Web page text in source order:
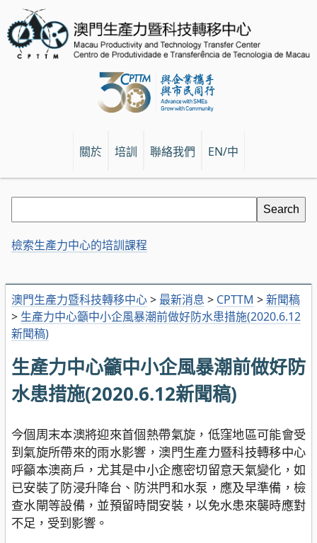
關於 培訓 聯絡我們 EN/中
澳門生產力暨科技轉移中心> 最新消息 > CPTTM >新聞稿
> 生產力中心籲中小企風暴潮前做好防水患措施(2020.6.12
新聞稿)
生產力中心籲中小企風暴潮前做好防
水患措施(2020.6.12新聞稿)
今個周末本澳將迎來首個熱帶氣旋，低窪地區可能會受
到氣旋所帶來的雨水影響，澳門生產力暨科技轉移中心
呼籲本澳商戶，尤其是中小企應密切留意天氣變化，如
已安裝了防浸升降台、防洪門和水泵，應及早準備，檢
查水閘等設備，並預留時間安裝，以免水患來襲時應對
不足，受到影響。
檢索生產力中心的培訓課程